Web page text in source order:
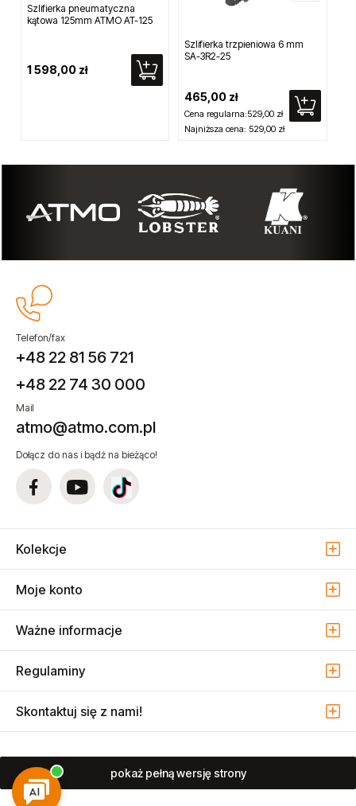
Szlifierka pneumatyczna
kątowa 125mm ATMO AT-125
1 598,00 zł
Szlifierka trzpieniowa 6 mm
SA-3R2-25
465,00 zł
Cena regularna:529,00 zł
Najniższa cena: 529,00 zł
Telefon/fax
+48 22 81 56 721
+48 22 74 30 000
Mail
atmo@atmo.com.pl
Dołącz do nas i bądź na bieżąco!
Kolekcje
Moje konto
Ważne informacje
Regulaminy
Skontaktuj się z nami!
pokaż pełną wersję strony